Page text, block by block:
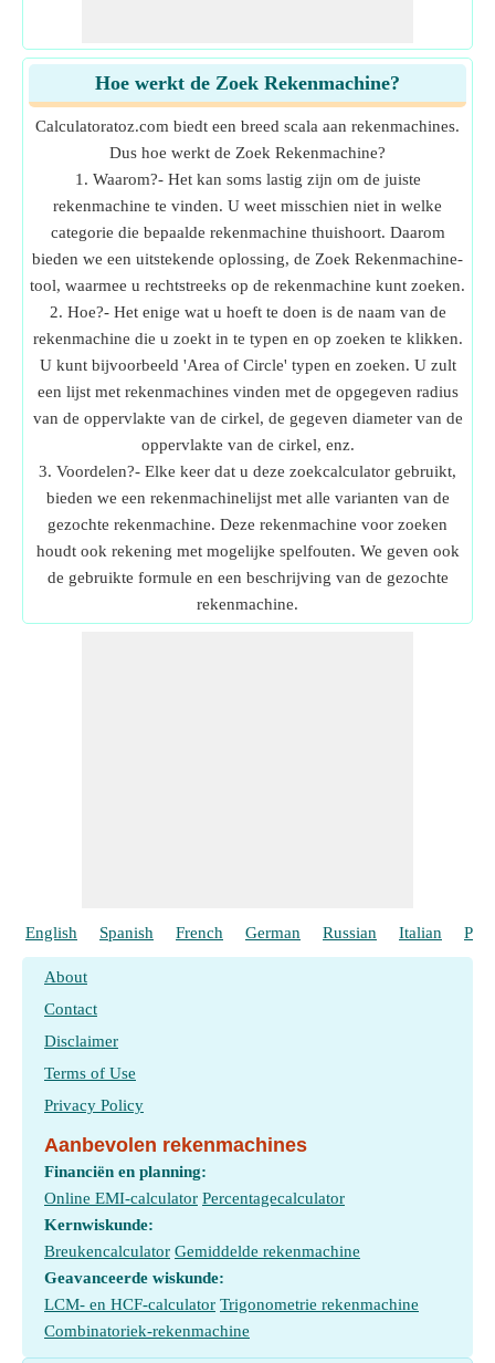
Hoe werkt de Zoek Rekenmachine?
Calculatoratoz.com biedt een breed scala aan rekenmachines.
Dus hoe werkt de Zoek Rekenmachine?
1. Waarom?- Het kan soms lastig zijn om de juiste
rekenmachine te vinden. U weet misschien niet in welke
categorie die bepaalde rekenmachine thuishoort. Daarom
bieden we een uitstekende oplossing, de Zoek Rekenmachine-
tool, waarmee u rechtstreeks op de rekenmachine kunt zoeken.
2. Hoe?- Het enige wat u hoeft te doen is de naam van de
rekenmachine die u zoekt in te typen en op zoeken te klikken.
U kunt bijvoorbeeld 'Area of Circle' typen en zoeken. U zult
een lijst met rekenmachines vinden met de opgegeven radius
van de oppervlakte van de cirkel, de gegeven diameter van de
oppervlakte van de cirkel, enz.
3. Voordelen?- Elke keer dat u deze zoekcalculator gebruikt,
bieden we een rekenmachinelijst met alle varianten van de
gezochte rekenmachine. Deze rekenmachine voor zoeken
houdt ook rekening met mogelijke spelfouten. We geven ook
de gebruikte formule en een beschrijving van de gezochte
rekenmachine.
English Spanish French German Russian Italian
About
Contact
Disclaimer
Terms of Use
Privacy Policy
Aanbevolen rekenmachines
Financiën en planning:
Online EMI-calculator Percentagecalculator
Kernwiskunde:
Breukencalculator Gemiddelde rekenmachine
Geavanceerde wiskunde:
LCM- en HCF-calculator Trigonometrie rekenmachine
Combinatoriek-rekenmachine